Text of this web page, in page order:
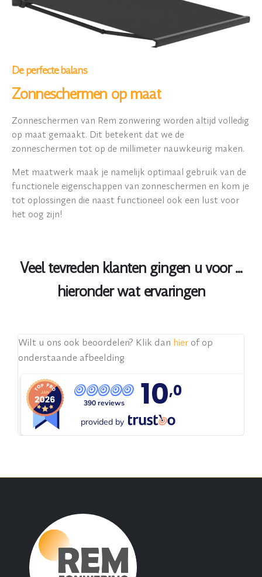
De perfecte balans
Zonneschermen op maat
Zonneschermen van Rem zonwering worden altijd volledig
op maat gemaakt. Dit betekent dat we de
zonneschermen tot op de millimeter nauwkeurig maken.
Met maatwerk maak je namelijk optimaal gebruik van de
functionele eigenschappen van zonneschermen en kom je
tot oplossingen die naast functioneel ook een lust voor
het oog zijn!
Veel tevreden klanten gingen u voor ...
hieronder wat ervaringen
Wilt u ons ook beoordelen? Klik dan hier of op
onderstaande afbeelding
390 reviews 10,0
provided by